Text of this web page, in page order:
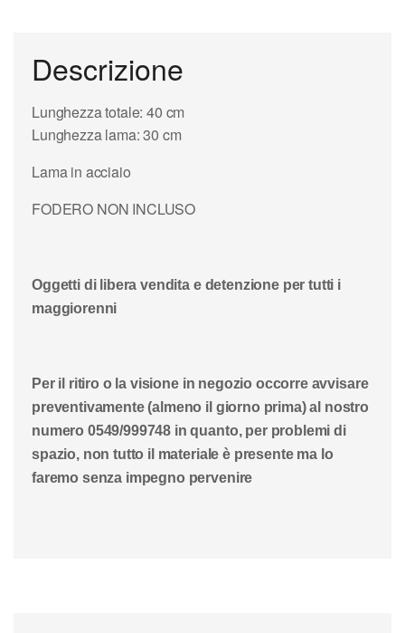
Descrizione
Lunghezza totale: 40 cm
Lunghezza lama: 30 cm
Lama in acciaio
FODERO NON INCLUSO
Oggetti di libera vendita e detenzione per tutti i
maggiorenni
Per il ritiro o la visione in negozio occorre avvisare
preventivamente (almeno il giorno prima) al nostro
numero 0549/999748 in quanto, per problemi di
spazio, non tutto il materiale è presente ma lo
faremo senza impegno pervenire